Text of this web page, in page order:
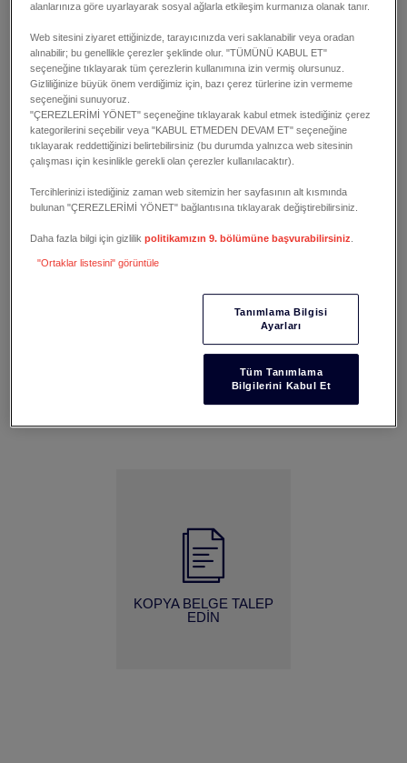
SORUM VAR
TALEP EDIN
TEKNIK BIR SORUM
VAR
KOPYA BELGE TALEP
EDIN
alanlarınıza göre uyarlayarak sosyal ağlarla etkileşim kurmanıza olanak tanır.
Web sitesini ziyaret ettiğinizde, tarayıcınızda veri saklanabilir veya oradan
alınabilir; bu genellikle çerezler şeklinde olur. "TÜMÜNÜ KABUL ET"
seçeneğine tıklayarak tüm çerezlerin kullanımına izin vermiş olursunuz.
Gizliliğinize büyük önem verdiğimiz için, bazı çerez türlerine izin vermeme
seçeneğini sunuyoruz.
"ÇEREZLERİMİ YÖNET" seçeneğine tıklayarak kabul etmek istediğiniz çerez
kategorilerini seçebilir veya "KABUL ETMEDEN DEVAM ET" seçeneğine
tıklayarak reddettiğinizi belirtebilirsiniz (bu durumda yalnızca web sitesinin
çalışması için kesinlikle gerekli olan çerezler kullanılacaktır).
Tercihlerinizi istediğiniz zaman web sitemizin her sayfasının alt kısmında
bulunan "ÇEREZLERİMİ YÖNET" bağlantısına tıklayarak değiştirebilirsiniz.
Daha fazla bilgi için gizlilikpolitikamızın 9. bölümüne başvurabilirsiniz
"Ortaklar listesini" görüntüle
Tanımlama Bilgisi
Ayarları
Tüm Tanımlama
Bilgilerini Kabul Et